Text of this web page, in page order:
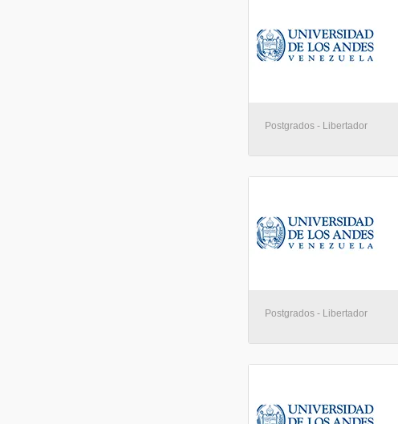
Postgrados - Libertador
Postgrados - Libertador